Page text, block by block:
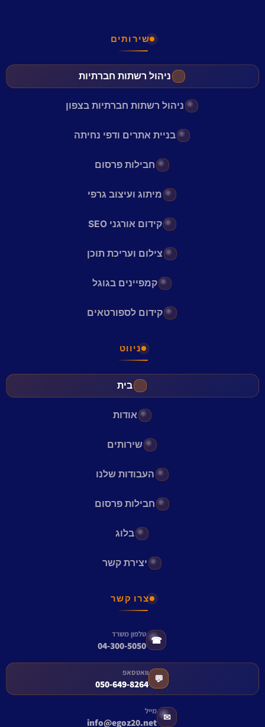
שירותים
ניהול רשתות חברתיות
ניהול רשתות חברתיות בצפון
בניית אתרים ודפי נחיתה
חבילות פרסום
מיתוג ועיצוב גרפי
קידום אורגני SEO
צילום ועריכת תוכן
קמפיינים בגוגל
קידום לספורטאים
ניווט
בית
אודות
שירותים
העבודות שלנו
חבילות פרסום
בלוג
יצירת קשר
צרו קשר
☎
טלפון משרד
04-300-5050
💬
וואטסאפ
050-649-8264
✉
מייל
info@egoz20.net